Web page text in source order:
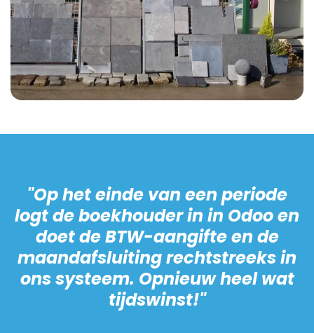
"Op het einde van een periode
logt de boekhouder in in Odoo en
doet de BTW-aangifte en de
maandafsluiting rechtstreeks in
ons systeem. Opnieuw heel wat
tijdswinst!"